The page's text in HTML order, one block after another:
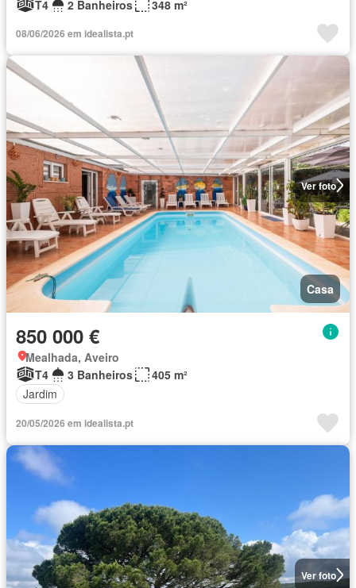
T4 2 Banheiros 348 m²
08/06/2026 em idealista.pt
Ver foto
Casa
850 000 €
Mealhada, Aveiro
T4
3 Banheiros
405 m²
Jardim
20/05/2026 em idealista.pt
Ver foto